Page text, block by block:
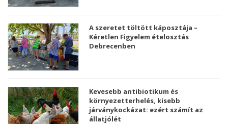
A szeretet töltött káposztája –
Kéretlen Figyelem ételosztás
Debrecenben
Kevesebb antibiotikum és
környezetterhelés, kisebb
járványkockázat: ezért számít az
állatjólét